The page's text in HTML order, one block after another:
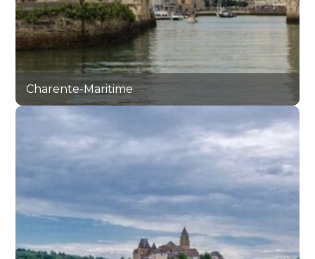
Charente-Maritime